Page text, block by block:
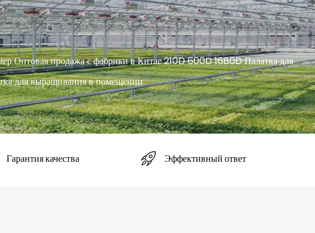
Оптовая продажа с фабрики в Китае 210D 600D 1680D Палатка для
для выращивания в помещении
Гарантия качества Эффективный ответ